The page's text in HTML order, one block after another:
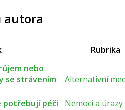
autora
Rubrika
nebo
se strávením
Alternativní
potřebují péči Nemoci a úrazy